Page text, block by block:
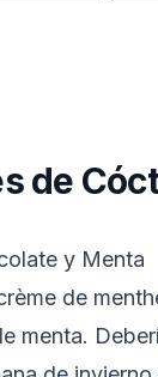
de
y Menta
de
menta.